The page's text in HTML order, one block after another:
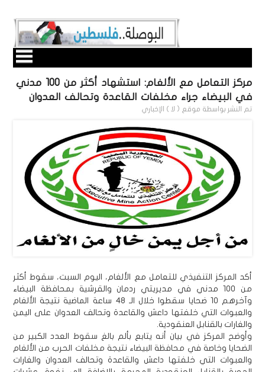
مركز التعامل مع الألغام: استشهاد أكثر من 100 مدني
في البيضاء جراء مخلفات القاعدة وتحالف العدوان
تم النشر بواسطة موقع ( لا ) الإخباري
أكد المركز التنفيذي للتعامل مع الألغام، اليوم السبت، سقوط أكثر
من 100 مدني في مديريتي ردمان والقرشية بمحافظة البيضاء
وآخرهم 10 ضحايا سقطوا خلال الـ 48 ساعة الماضية نتيجة الألغام
والعبوات التي خلفتها داعش والقاعدة وتحالف العدوان على اليمن
والغارات بالقنابل العنقودية.
وأوضح المركز في بيان أنه يتابع بألم بالغ سقوط العدد الكبير من
الضحايا وخاصة في محافظة البيضاء نتيجة مخلفات الحرب من الألغام
والعبوات التي خلفتها داعش والقاعدة وتحالف العدوان والغارات